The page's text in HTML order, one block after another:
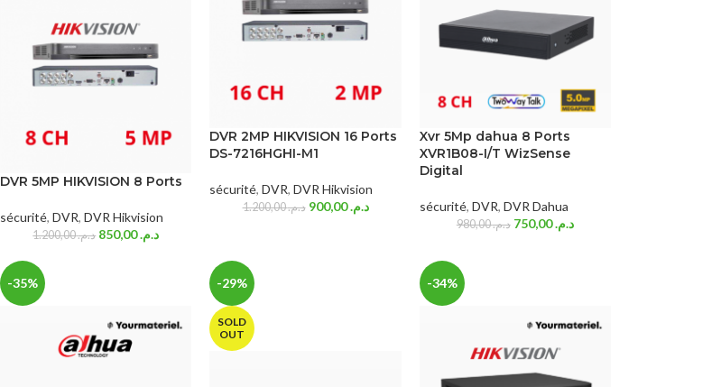
DVR 5MP HIKVISION 8 Ports
sécurité, DVR, DVR Hikvision
د.م.1.200,00 د.م.850,00
DVR 2MP HIKVISION 16 Ports
DS-7216HGHI-M1
sécurité, DVR, DVR Hikvision
د.م.1.200,00 د.م.900,00
Xvr 5Mp dahua 8 Ports
XVR1B08-I/T WizSense
Digital
sécurité, DVR, DVR Dahua
د.م.980,00 د.م.750,00
-35% -29%
SOLD
OUT
-34%